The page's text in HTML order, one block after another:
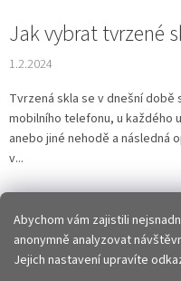
Abychom vám zajistili
anonymně analyzovat
Jejich nastavení upravíte
Jak vybrat tvrzené
1.2.2024
Tvrzená skla se v dnešní
mobilního telefonu, u každého
anebo jiné nehodě a následná
v...